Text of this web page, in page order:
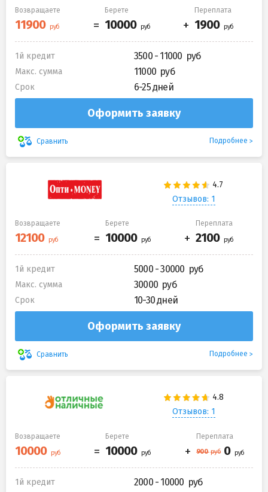
Возвращаете Берете Переплата
1й кредит 3500 - 11000
Макс. сумма 11000
Срок 6-25 дней
Оформить заявку
Сравнить Подробнее
Отзывов: 1
Возвращаете Берете Переплата
1й кредит 5000 - 30000
Макс. сумма 30000
Срок 10-30 дней
Оформить заявку
Сравнить Подробнее
Отзывов: 1
Возвращаете Берете Переплата
1й кредит
2000 - 10000